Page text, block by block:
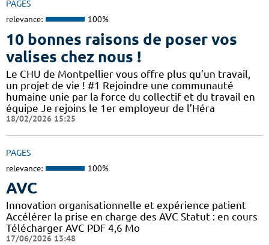
PAGES
relevance: 100%
10 bonnes raisons de poser vos
valises chez nous !
Le CHU de Montpellier vous offre plus qu’un travail,
un projet de vie ! #1 Rejoindre une communauté
humaine unie par la force du collectif et du travail en
équipe Je rejoins le 1er employeur de l’Héra
18/02/2026 15:25
PAGES
relevance: 100%
AVC
Innovation organisationnelle et expérience patient
Accélérer la prise en charge des AVC Statut : en cours
Télécharger AVC PDF 4,6 Mo
17/06/2026 13:48